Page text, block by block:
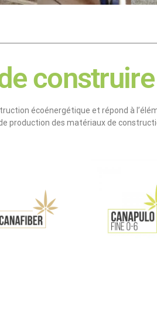
construire
écoénergétique et répond à
production des matériaux de